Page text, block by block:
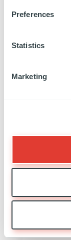
Preferences
Statistics
Marketing
EN SAVOIR PLUS